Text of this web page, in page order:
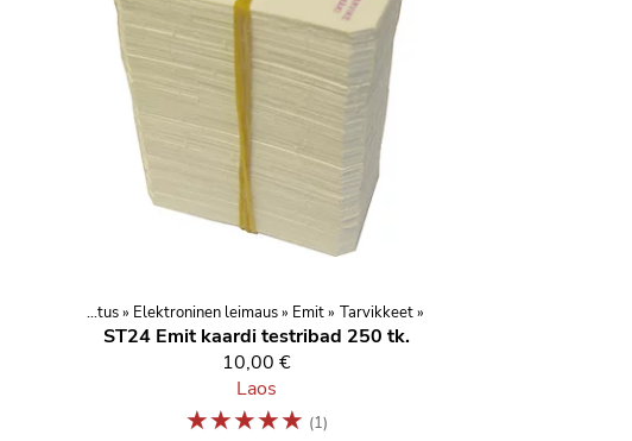
Stopperid ja leimantarkistus‪» Elektroninen leimaus‪» Emit‪» Tarvikkeet‪»
ST24 Emit kaardi testribad 250 tk.
10,00 €
Laos
☆☆☆☆☆ (1)